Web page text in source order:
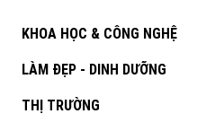
KHOA HỌC & CÔNG NGHỆ
LÀM ĐẸP - DINH DƯỠNG
THỊ TRƯỜNG